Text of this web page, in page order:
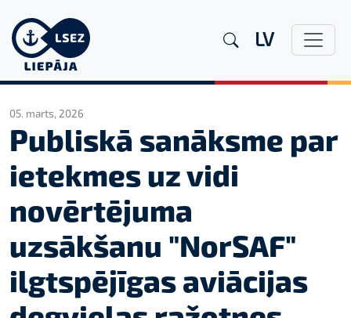
LV
05. marts, 2026
Publiskā sanāksme par
ietekmes uz vidi
novērtējuma
uzsākšanu "NorSAF"
ilgtspējīgas aviācijas